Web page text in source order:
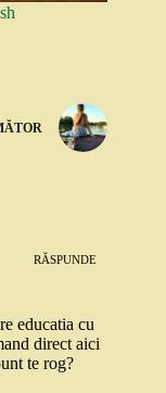
RĂSPUNDE
educatia cu
direct aici
te rog?